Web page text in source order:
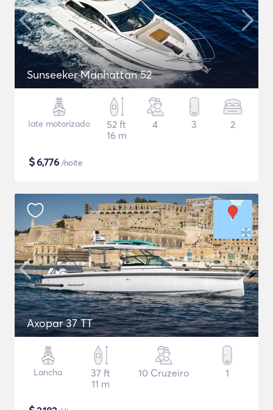
Sunseeker Manhattan 52
Iate motorizado
52 ft
16 m
4 3 2
$6,776 /noite
Axopar 37 TT
Lancha
37 ft
11 m
10 Cruzeiro 1